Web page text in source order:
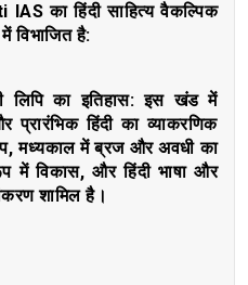
का हिंदी साहित्य वैकल्पिक
विभाजित है:
लिपि का इतिहास: इस खंड में
हिंदी का व्याकरणिक
मध्यकाल में ब्रज और अवधी का
में विकास, और हिंदी भाषा और
शामिल है।